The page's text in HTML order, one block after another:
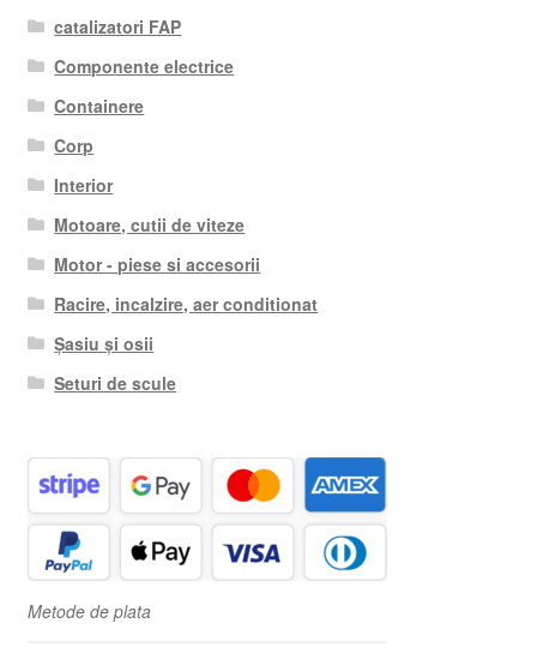
catalizatori FAP
Componente electrice
Containere
Corp
Interior
Motoare, cutii de viteze
Motor - piese si accesorii
Racire, incalzire, aer conditionat
Șasiu și osii
Seturi de scule
Metode de plata